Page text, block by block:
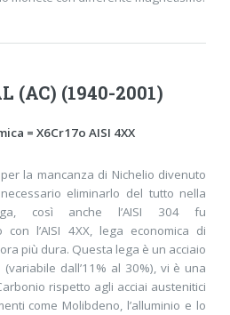
(AC) (1940-2001)
= X6Cr17o AISI 4XX
la mancanza di Nichelio divenuto
eliminarlo del tutto nella
così anche l’AISI 304 fu
con l’AISI 4XX, lega economica di
più dura. Questa lega è un acciaio
dall’11% al 30%), vi è una
rispetto agli acciai austenitici
come Molibdeno, l’alluminio e lo